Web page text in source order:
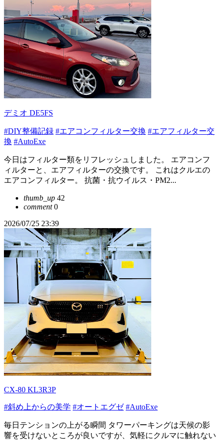
デミオ DE5FS
#DIY整備記録 #エアコンフィルター交換 #エアフィルター交
換 #AutoExe
今日はフィルター類をリフレッシュしました。 エアコンフ
ィルターと、エアフィルターの交換です。 これはクルエの
エアコンフィルター。 抗菌・抗ウイルス・PM2...
thumb_up 42
comment0
2026/07/25 23:39
CX-80 KL3R3P
#斜め上からの美学 #オートエグゼ #AutoExe
毎日テンションの上がる瞬間 タワーパーキングは天候の影
響を受けないところが良いですが、気軽にクルマに触れない